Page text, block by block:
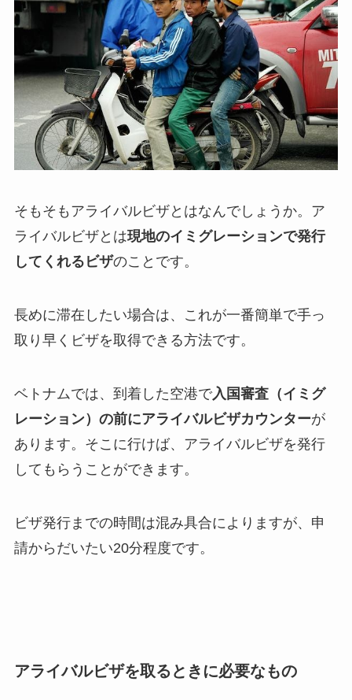
そもそもアライバルビザとはなんでしょうか。ア
ライバルビザとは現地のイミグレーションで発行
してくれるビザのことです。
長めに滞在したい場合は、これが一番簡単で手っ
取り早くビザを取得できる方法です。
ベトナムでは、到着した空港で入国審査（イミグ
レーション）の前にアライバルビザカウンターが
あります。そこに行けば、アライバルビザを発行
してもらうことができます。
ビザ発行までの時間は混み具合によりますが、申
請からだいたい20分程度です。
アライバルビザを取るときに必要なもの